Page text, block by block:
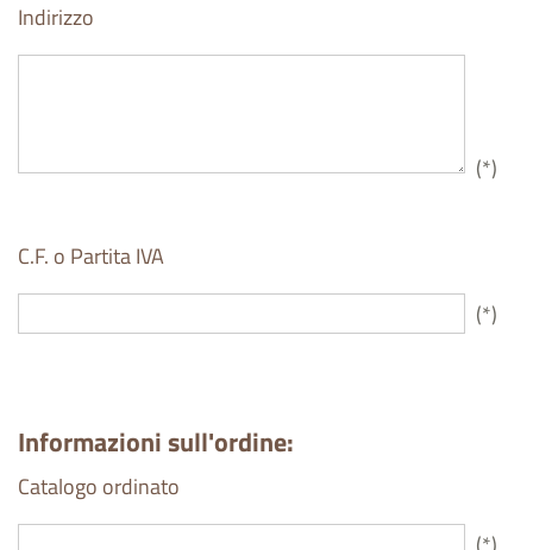
Indirizzo
(*)
C.F. o Partita IVA
(*)
Informazioni sull'ordine:
Catalogo ordinato